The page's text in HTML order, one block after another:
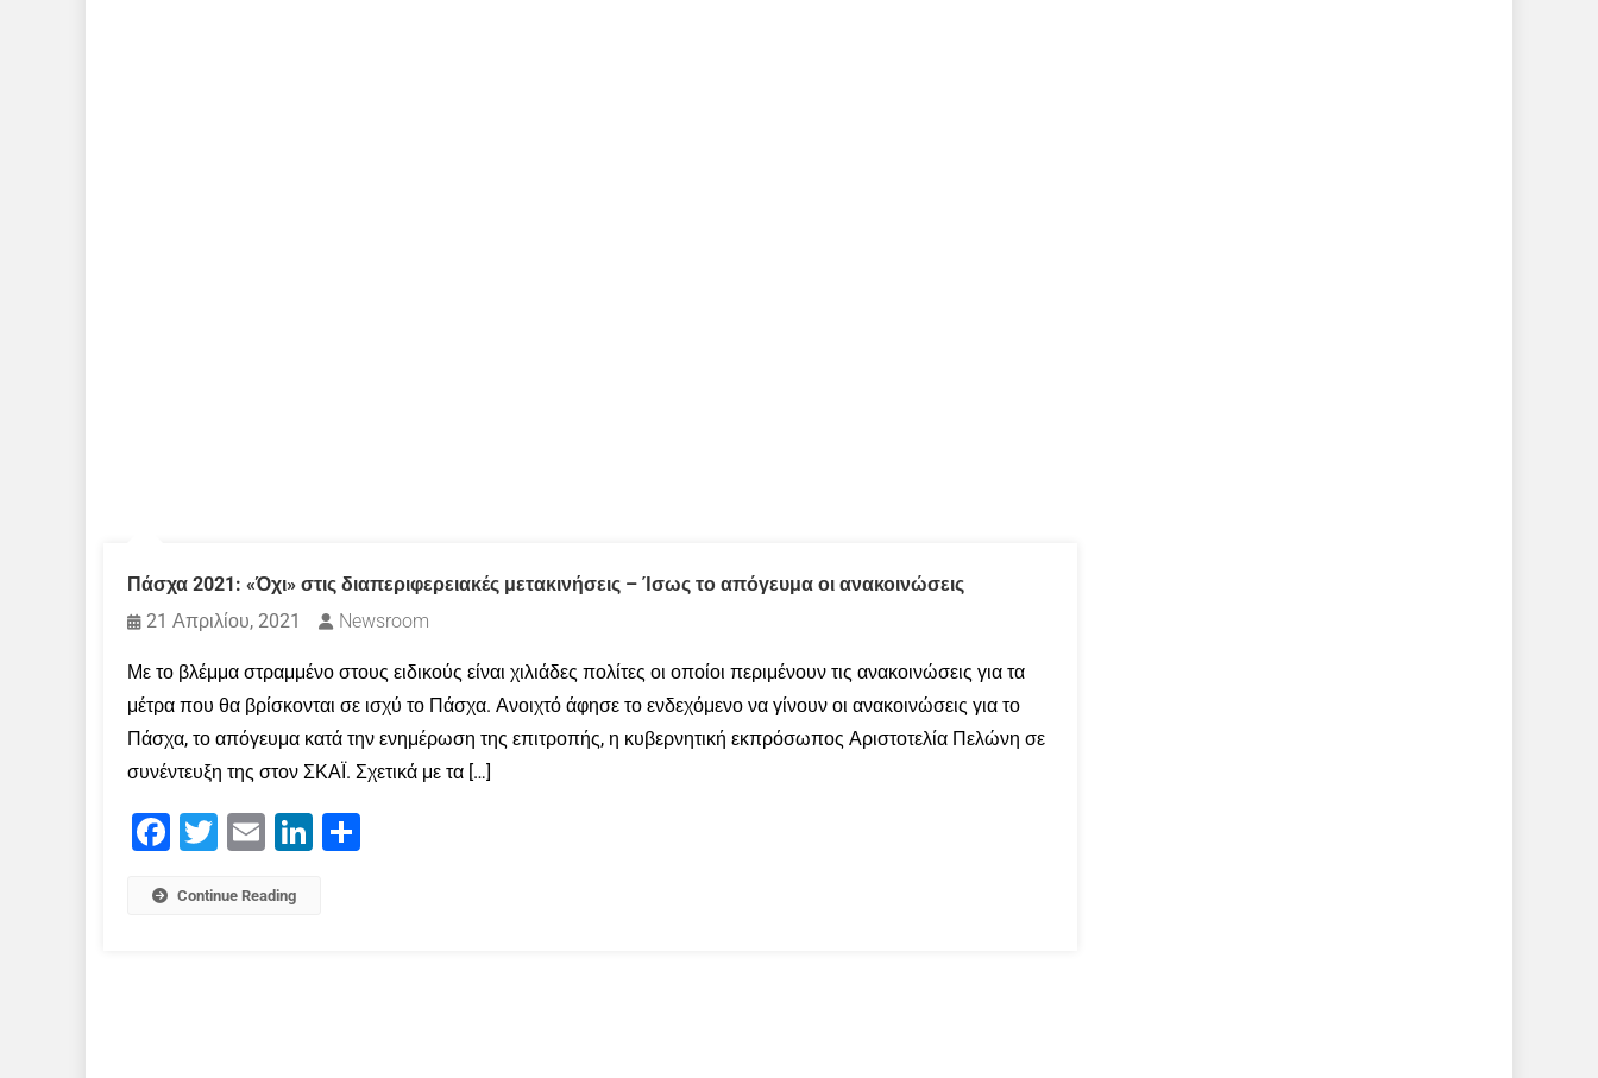
Πάσχα 2021: «Όχι» στις διαπεριφερειακές μετακινήσεις – Ίσως το απόγευμα οι ανακοινώσεις
21 Απριλίου, 2021
Newsroom
Με το βλέμμα στραμμένο στους ειδικούς είναι χιλιάδες πολίτες οι οποίοι περιμένουν τις ανακοινώσεις για τα
μέτρα που θα βρίσκονται σε ισχύ το Πάσχα. Ανοιχτό άφησε το ενδεχόμενο να γίνουν οι ανακοινώσεις για το
Πάσχα, το απόγευμα κατά την ενημέρωση της επιτροπής, η κυβερνητική εκπρόσωπος Αριστοτελία Πελώνη σε
συνέντευξη της στον ΣΚΑΪ. Σχετικά με τα […]
Facebook
Twitter Email LinkedIn
Continue Reading